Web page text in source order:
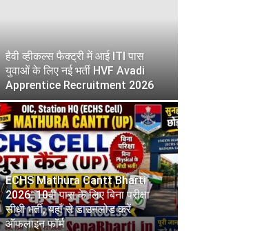
हैवी व्हीकल्स फैक्ट्री में आई ITI पास
युवाओं के लिए नई भर्ती HVF Avadi
Apprentice Recruitment 2026
ECHS Mathura Cantt Bharti
2026: 10वीं पास के लिए बिना परीक्षा
सीधी भर्ती, यहाँ से डाउनलोड करें
ऑफलाइन फॉर्म